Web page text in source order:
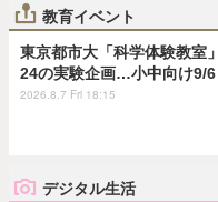
教育イベント
東京都市大「科学体験教室」
24の実験企画…小中向け9/6
2026.8.7 Fri 18:15
デジタル生活